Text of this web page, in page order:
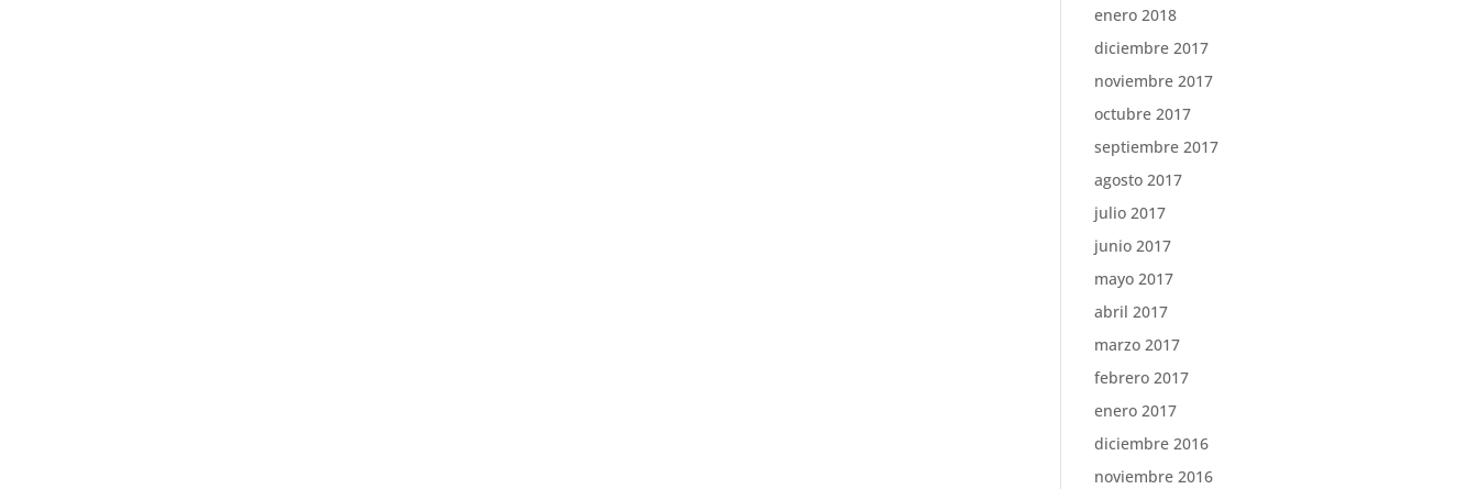
enero 2018
diciembre 2017
noviembre 2017
octubre 2017
septiembre 2017
agosto 2017
julio 2017
junio 2017
mayo 2017
abril 2017
marzo 2017
febrero 2017
enero 2017
diciembre 2016
noviembre 2016